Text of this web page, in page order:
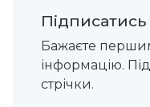
Бажаєте
інформацію.
стрічки.